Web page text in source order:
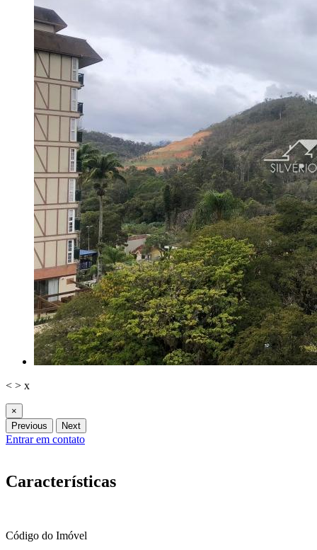
< > x
×
Previous
Next
Entrar em contato
Características
Código do Imóvel